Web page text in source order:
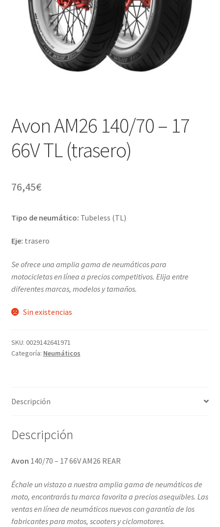
Avon AM26 140/70 – 17
66V TL (trasero)
76,45€
Tipo de neumático: Tubeless (TL)
Eje: trasero
Se ofrece una amplia gama de neumáticos para
motocicletas en línea a precios competitivos. Elija entre
diferentes marcas, modelos y tamaños.
Sin existencias
SKU: 0029142641971
Categoría: Neumáticos
Descripción
Descripción
Avon 140/70 – 17 66V AM26 REAR
Échale un vistazo a nuestra amplia gama de neumáticos de
moto, encontrarás tu marca favorita a precios asequibles. Las
ventas en línea de neumáticos nuevos con garantía de los
fabricantes para motos, scooters y ciclomotores.